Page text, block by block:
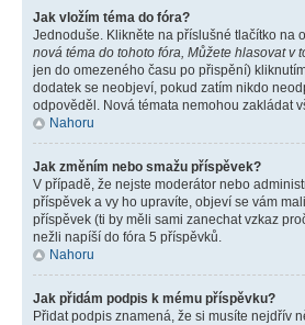
Jak vložím téma do fóra?
Jednoduše. Klikněte na příslušné tlačítko na
nová téma do tohoto fóra, Můžete hlasovat v
jen do omezeného času po přispění)
dodatek se neobjeví, pokud zatím nikdo
odpověděl. Nová témata nemohou zakládat
Nahoru
Jak změním nebo smažu příspěvek?
V případě, že nejste moderátor nebo
příspěvek a vy ho upravíte, objeví se vám
příspěvek (ti by měli sami zanechat vzkaz
nežli napíší do fóra 5 příspěvků.
Nahoru
Jak přidám podpis k mému příspěvku?
Přidat podpis znamená, že si musíte nejdřív